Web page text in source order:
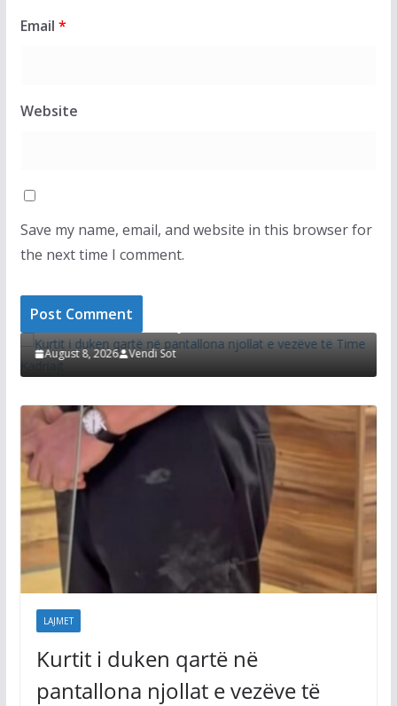
Email *
Website
Save my name, email, and website in this browser for
the next time I comment.
Kurtit i duken qartë në pantallona njollat e
vezëve të Time Kadriajt
August 8, 2026 Vendi Sot
LAJMET
Kurtit i duken qartë në
pantallona njollat e vezëve të